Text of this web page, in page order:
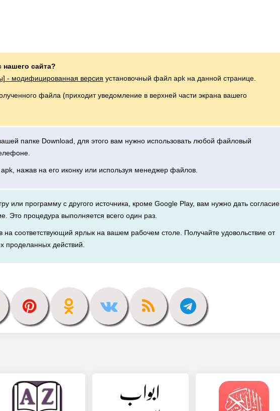
нашего сайта?
- модифицированная версия установочный файл apk на данной странице.
файла (приходит уведомление в верхней части экрана вашего
папке Download, для этого вам нужно использовать любой файловый
apk, нажав на его иконку или используя менеджер файлов.
или программу с другого источника, кроме Google Play, вам нужно дать согласие
Это процедура выполняется всего один раз.
на соответствующий ярлык на вашем рабочем столе. Получайте удовольствие от
проделанных действий.